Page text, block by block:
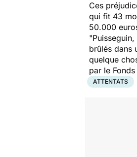
Ces
qui fit 43
50.000
brûlés dans
quelque
par le
ATTENTATS